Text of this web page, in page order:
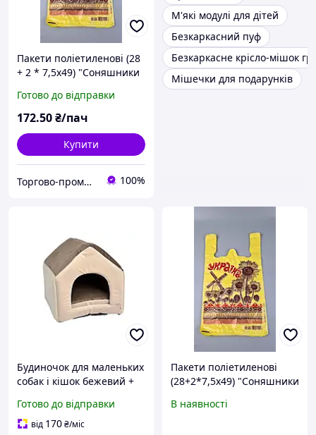
Пакети поліетиленові (28
+ 2 * 7,5х49) "Соняшники
Готово до відправки
172.50₴/пач
Купити
Торгово-промислова компанія: Зав Маг Пром 100%
М'які модулі для дітей
Безкаркасний пуф
Безкаркасне крісло-мішок
Мішечки для подарунків
Будиночок для маленьких
собак і кішок бежевий +
Готово до відправки
від 170₴/міс
Пакети поліетиленові
(28+2*7,5х49) "Соняшники
В наявності